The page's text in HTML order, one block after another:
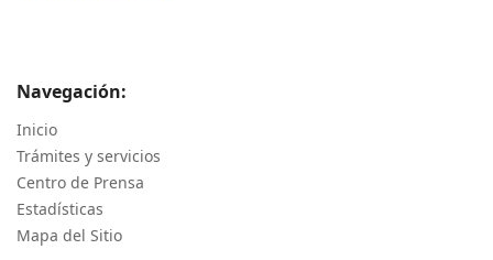
Navegación:
Inicio
Trámites y servicios
Centro de Prensa
Estadísticas
Mapa del Sitio